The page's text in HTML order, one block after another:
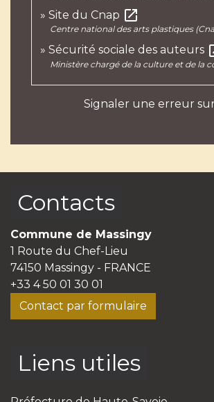
Site du Cnap open_in_new
Centre national des arts plastiques
Sécurité sociale des auteurs
Ministère chargé de la culture et de la
Signaler une erreur
Contacts
Commune de Massingy
1 Route du Chef-Lieu
74150 Massingy - FRANCE
+33 4 50 01 30 01
Contact par formulaire
Liens utiles